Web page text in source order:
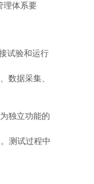
理体系要
试验和运行
数据采集、
独立功能的
测试过程中